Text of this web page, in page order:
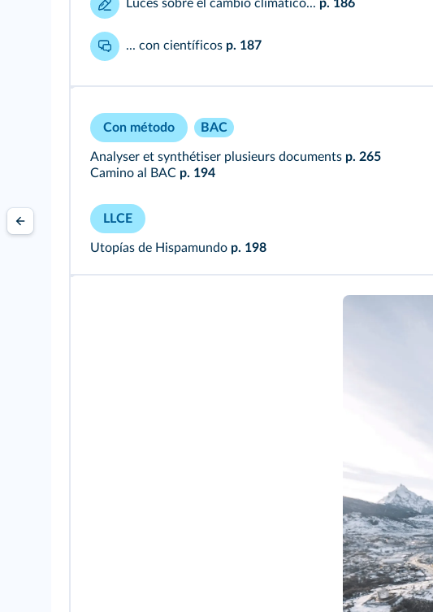
Luces sobre el cambio climático... p. 186
... con científicos p. 187
Con método BAC
Analyser et synthétiser plusieurs documents p. 265
Camino al BAC p. 194
LLCE
Utopías de Hispamundo p. 198